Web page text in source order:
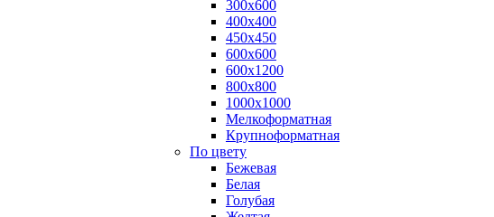
300х600
400х400
450х450
600х600
600х1200
800х800
1000х1000
Мелкоформатная
Крупноформатная
По цвету
Бежевая
Белая
Голубая